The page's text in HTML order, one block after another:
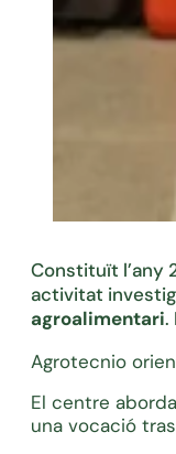
Constituït l’any
activitat
agroalimentari.
Agrotecnio
El centre
una vocació